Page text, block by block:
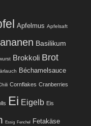
Apfelmus Apfelsaft
Basilikum
Brokkoli Brot
Béchamelsauce
Cornflakes Cranberries
Ei Eigelb Eis
Essig Fenchel Fetakäse